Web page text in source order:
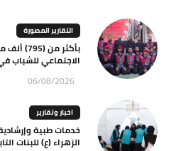
التقارير المصورة
بأكثر
الاجتماعي للشباب
06/08/2026
اخبار وتقارير
خدمات طبية
الزهراء (ع) للبنات